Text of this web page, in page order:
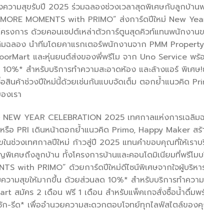
ความสุขรับปี 2025 ร่วมฉลองช่วงเวลาสุดพิเศษกับลูกบ้า
MOMENTS with PRIMO” ส่งการ์ดปีใหม่ New
ครงการ ด้วยคอนเซปต์เหล่าตัวการ์ตูนสุดคิวท์แทนพนักงาน
มฉลอง นำทีมโดยคาแรกเตอร์พนักงานจาก PMM
และหุ่นยนต์ส่งของพี่พรีโม จาก Uno Service พร้
สำหรับบริการทำความสะอาดห้อง และล้างแอร์ พิเ
อสินค้าช่วงปีใหม่นี้ด้วยเช่นกันแบบจัดเต็ม ตอกย้ำแนวคิด
งเรา
NEW YEAR CELEBRATION 2025 เทศกาลแห่งการเฉ
รือ PRI เดินหน้าตอกย้ำแนวคิด Primo, Happy Maker
ในช่วงเทศกาลปีใหม่ ก้าวสู่ปี 2025 แทนคำขอบคุณที่ให้เร
พิเศษถึงลูกบ้าน ทั้งโครงการบ้านและคอนโดมิเนียมที่พรีโม
with PRIMO” ด้วยการ์ดปีใหม่ดีไซน์พิเศษจากใจผู้บ
ความสุขให้มากขึ้น ด้วยส่วนลด 10%* สำหรับบริการทำคว
สมัคร 2 เดือน ฟรี 1 เดือน สำหรับแพ็คเกจสั่งซื้อน้ำดื่ม
ก-รีด* เพื่ออำนวยความสะดวกตอบโจทย์ทุกไลฟ์สไตล์ขอ